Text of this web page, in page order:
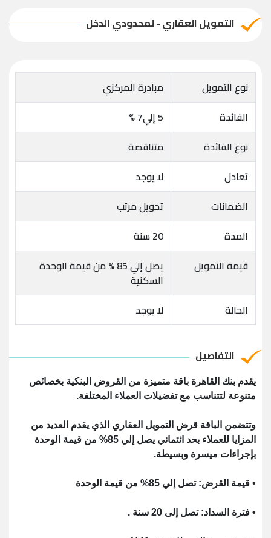
التمويل العقاري - لمحدودي الدخل
نوع التمويل
مبادرة المركزي
الفائدة
5 إلي7 %
نوع الفائدة
متناقصة
تعادل
لا يوجد
الضمانات
تحويل مرتب
المدة
20 سنة
قيمة التمويل
يصل إلي 85 % من قيمة الوحدة
السكنية
الحالة
لا يوجد
التفاصيل
يقدم بنك القاهرة باقة متميزة من القروض البنكية بخصائص
متنوعة لتتناسب مع تفضيلات العملاء المختلفة.
وتتضمن الباقة قرض التمويل العقاري الذي يقدم العديد من
المزايا للعملاء بحد ائتماني يصل إلي 85% من قيمة الوحدة
بإجراءات ميسرة وبسيطة.
• قيمة القرض: تصل إلي 85% من قيمة الوحدة
• فترة السداد: تصل إلى 20 سنة .